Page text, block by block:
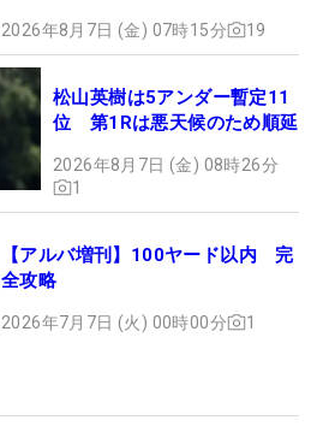
2026年8月7日 (金) 07時15分 19
松山英樹は5アンダー暫定11
位 第1Rは悪天候のため順延
2026年8月7日 (金) 08時26分
1
【アルバ増刊】100ヤード以内 完
全攻略
2026年7月7日 (火) 00時00分 1